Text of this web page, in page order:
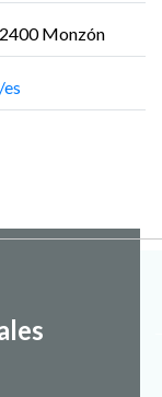
Monzón